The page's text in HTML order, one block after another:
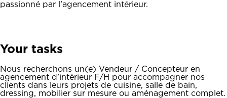
passionné par l’agencement intérieur.
Your tasks
Nous recherchons un(e) Vendeur / Concepteur en
agencement d’intérieur F/H pour accompagner nos
clients dans leurs projets de cuisine, salle de bain,
dressing, mobilier sur mesure ou aménagement complet.